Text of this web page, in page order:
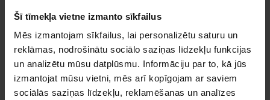
Šī tīmekļa vietne izmanto sīkfailus
Mēs izmantojam sīkfailus, lai personalizētu saturu un
reklāmas, nodrošinātu sociālo saziņas līdzekļu funkcijas
un analizētu mūsu datplūsmu. Informāciju par to, kā jūs
izmantojat mūsu vietni, mēs arī kopīgojam ar saviem
sociālās saziņas līdzekļu, reklamēšanas un analīzes
Noņemajiem galiem papildus vēl ir uzticami, patentēti slīdēšanas
fiksatori.
Specifikācija
Garums
100 cm
Mērīšanas precizitāte normālā stāvoklī
0,029° / 0,5 mm/m